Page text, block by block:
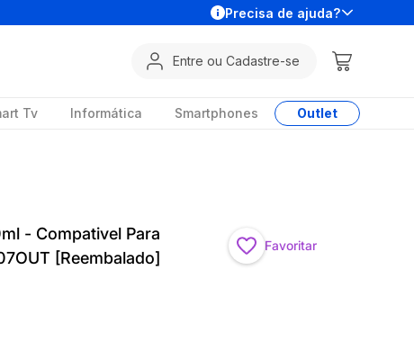
Precisa de ajuda?
Entre ou Cadastre-se
Tv Informática Smartphones Outlet
- Compativel Para
[Reembalado]
Favoritar